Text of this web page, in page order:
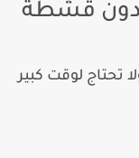
قشطة
لوقت كبير